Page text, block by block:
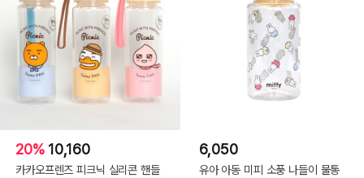
20% 10,160
카카오프렌즈 피크닉 실리콘 핸들
6,050
유아 아동 미피 소풍 나들이 물통